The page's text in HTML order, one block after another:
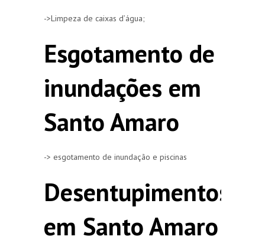
->Limpeza de caixas d’água;
Esgotamento de
inundações em
Santo Amaro
-> esgotamento de inundação e piscinas
Desentupimentos
em Santo Amaro